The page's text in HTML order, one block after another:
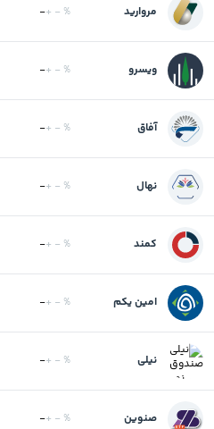
مروارید -+ - %
ویسرو -+ - %
آفاق -+ - %
نهال -+ - %
کمند -+ - %
امین یکم -+ - %
نیلی -+ - %
صنوین -+ - %